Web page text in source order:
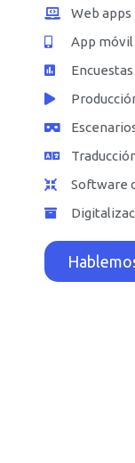
Web apps
App móvil
Software